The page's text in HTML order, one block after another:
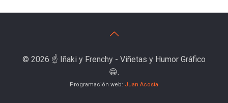
© 2026 ☝️ Iñaki y Frenchy - Viñetas y Humor Gráfico
😁.
Programación web: Juan Acosta